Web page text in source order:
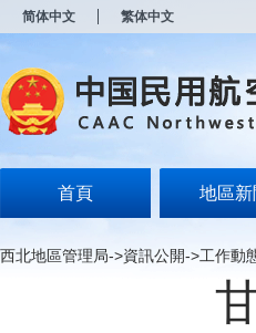
简体中文 繁体中文
首頁 地區新
西北地區管理局->資訊公開->工作動
开
无
障
说
按
Alt